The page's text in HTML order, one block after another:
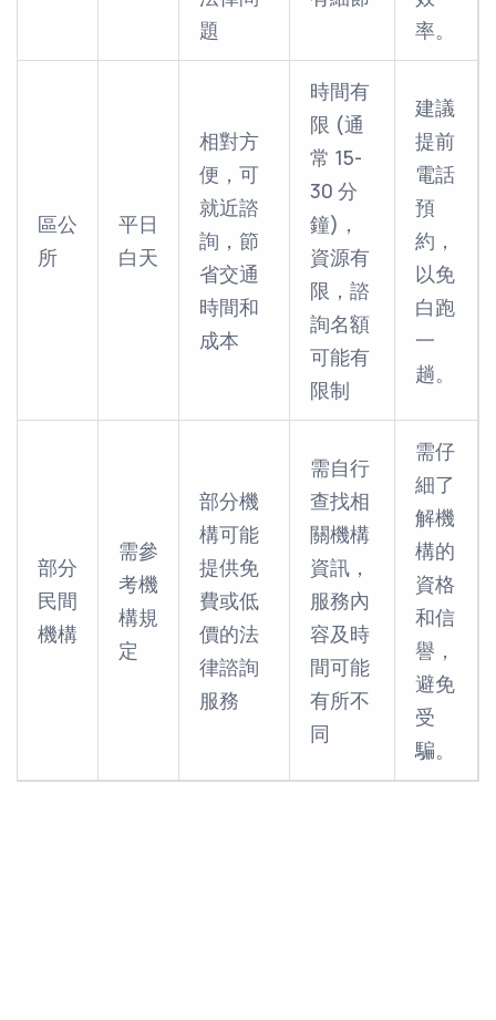
題
率。
區公
所
平日
白天
相對方
便，可
就近諮
詢，節
省交通
時間和
成本
時間有
限 (通
常 15-
30 分
鐘)，
資源有
限，諮
詢名額
可能有
限制
建議
提前
電話
預
約，
以免
白跑
一
趟。
部分
民間
機構
需參
考機
構規
定
部分機
構可能
提供免
費或低
價的法
律諮詢
服務
需自行
查找相
關機構
資訊，
服務內
容及時
間可能
有所不
同
需仔
細了
解機
構的
資格
和信
譽，
避免
受
騙。